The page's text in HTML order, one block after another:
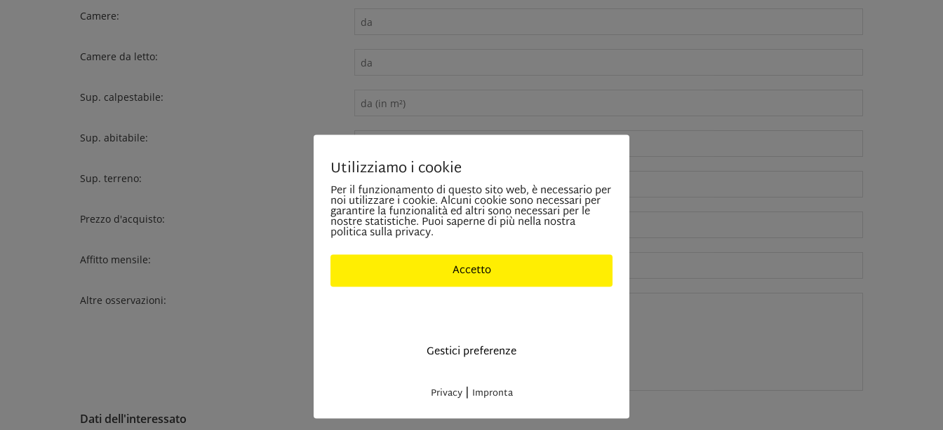
Utilizziamo i cookie
Per il funzionamento di questo sito web, è necessario per
noi utilizzare i cookie. Alcuni cookie sono necessari per
garantire la funzionalità ed altri sono necessari per le
nostre statistiche. Puoi saperne di più nella nostra
politica sulla privacy.
Accetto
Gestici preferenze
Privacy| Impronta